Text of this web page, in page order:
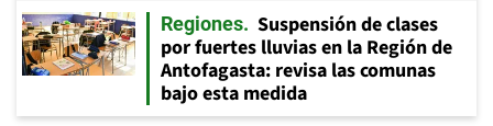
Regiones
Suspensión de clases
por fuertes lluvias en la Región de
Antofagasta: revisa las comunas
bajo esta medida